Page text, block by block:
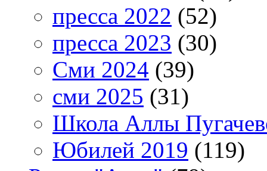
пресса 2022 (52)
пресса 2023 (30)
Сми 2024 (39)
сми 2025 (31)
Школа Аллы
Юбилей 2019 (119)